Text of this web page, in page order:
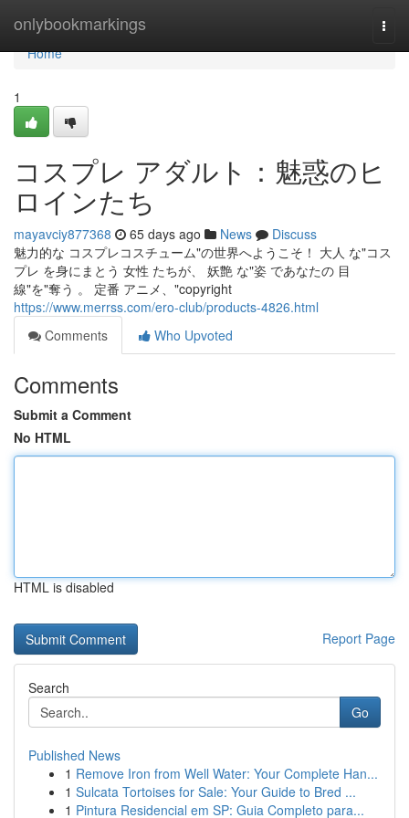
onlybookmarkings
Home
Home
1
コスプレ アダルト：魅惑のヒ
ロインたち
mayavciy877368 65 days ago News
Discuss
魅力的な コスプレコスチューム"の世界へようこそ！ 大人 な"コス
プレ を身にまとう 女性 たちが、 妖艶 な"姿 であなたの 目
線"を"奪う 。 定番 アニメ、"copyright
https://www.merrss.com/ero-club/products-4826.html
Comments
Who Upvoted
Comments
Submit a Comment
No HTML
HTML is disabled
Report Page
Search
Go
Published News
1 Remove Iron from Well Water: Your Complete Han...
1 Sulcata Tortoises for Sale: Your Guide to Bred ...
1 Pintura Residencial em SP: Guia Completo para...